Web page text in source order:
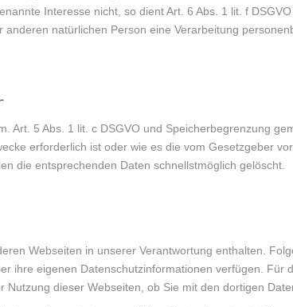
Interesse nicht, so dient Art. 6 Abs. 1 lit. f
natürlichen Person eine Verarbeitung
5 Abs. 1 lit. c DSGVO und Speicherbegrenzung
erforderlich ist oder wie es die vom Gesetzgeber
die entsprechenden Daten schnellstmöglich gelöscht.
Webseiten in unserer Verantwortung enthalten.
ihre eigenen Datenschutzinformationen verfügen.
dieser Webseiten, ob Sie mit den dortigen